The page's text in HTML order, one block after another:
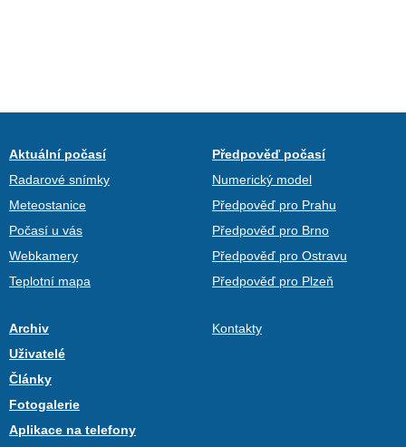
Aktuální počasí
Radarové snímky
Meteostanice
Počasí u vás
Webkamery
Teplotní mapa
Předpověď počasí
Numerický model
Předpověď pro Prahu
Předpověď pro Brno
Předpověď pro Ostravu
Předpověď pro Plzeň
Archiv
Uživatelé
Články
Fotogalerie
Aplikace na telefony
Kontakty